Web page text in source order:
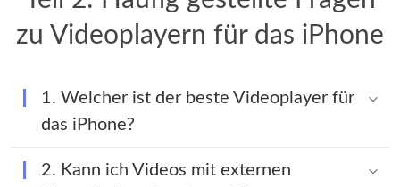
zu Videoplayern für das iPhone
1. Welcher ist der beste Videoplayer für
das iPhone?
2. Kann ich Videos mit externen